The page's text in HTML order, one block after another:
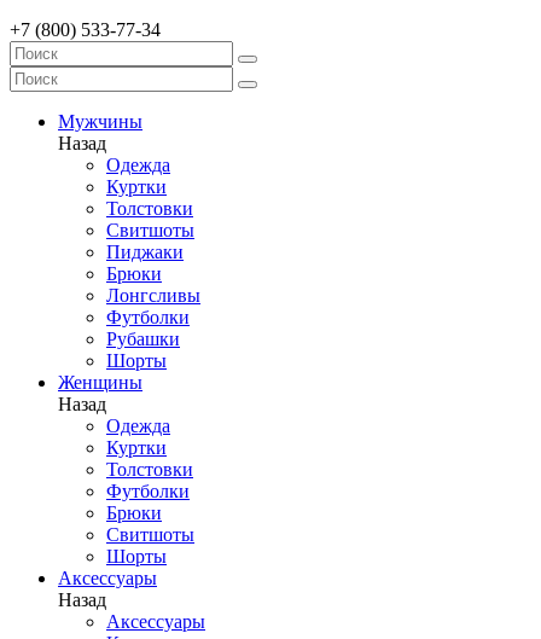
+7 (800) 533-77-34
Мужчины
Назад
Одежда
Куртки
Толстовки
Свитшоты
Пиджаки
Брюки
Лонгсливы
Футболки
Рубашки
Шорты
Женщины
Назад
Одежда
Куртки
Толстовки
Футболки
Брюки
Свитшоты
Шорты
Аксессуары
Назад
Аксессуары